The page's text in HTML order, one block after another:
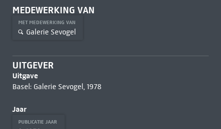
MEDEWERKING VAN
MET MEDEWERKING VAN
Galerie Sevogel
UITGEVER
Uitgave
Basel: Galerie Sevogel, 1978
Jaar
PUBLICATIE JAAR